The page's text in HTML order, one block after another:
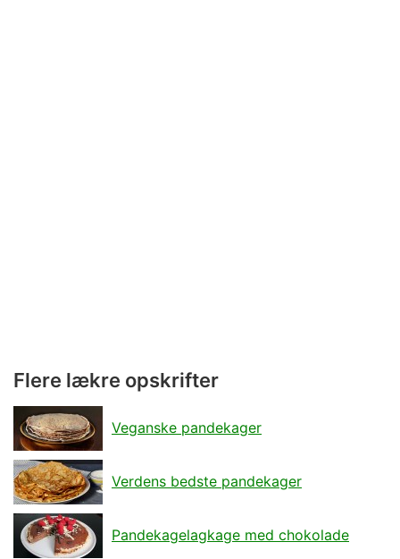
Flere lækre opskrifter
Veganske pandekager
Verdens bedste pandekager
Pandekagelagkage med chokolade